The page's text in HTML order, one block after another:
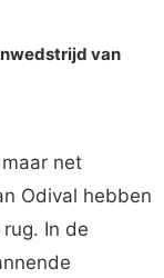
van
net
Odival hebben
In de